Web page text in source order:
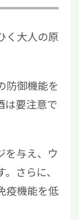
く大人の原
防御機能を
は要注意で
を与え、ウ
さらに、
疫機能を低